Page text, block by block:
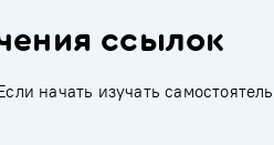
ссылок
начать изучать